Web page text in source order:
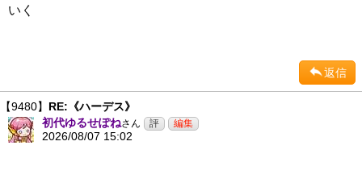
いく
返信
【9480】 RE:《ハーデス》
初代ゆるせぽねさん
2026/08/07 15:02